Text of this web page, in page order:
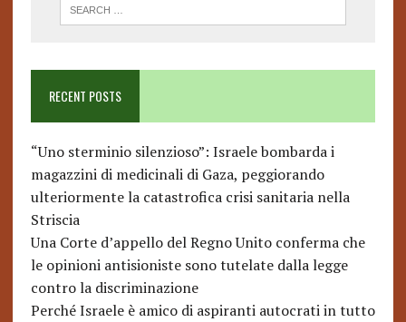
RECENT POSTS
“Uno sterminio silenzioso”: Israele bombarda i
magazzini di medicinali di Gaza, peggiorando
ulteriormente la catastrofica crisi sanitaria nella
Striscia
Una Corte d’appello del Regno Unito conferma che
le opinioni antisioniste sono tutelate dalla legge
contro la discriminazione
Perché Israele è amico di aspiranti autocrati in tutto